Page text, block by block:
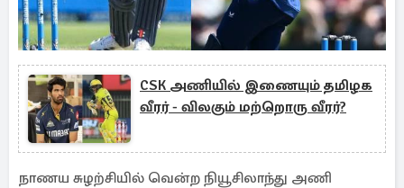
CSK அணியில் இணையும் தமிழக
வீரர் - விலகும் மற்றொரு வீரர்?
நாணய சுழற்சியில் வென்ற நியூசிலாந்து அணி